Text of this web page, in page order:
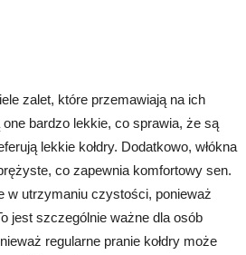
zalet, które przemawiają na ich
bardzo lekkie, co sprawia, że są
lekkie kołdry. Dodatkowo, włókna
co zapewnia komfortowy sen.
w utrzymaniu czystości, ponieważ
jest szczególnie ważne dla osób
regularne pranie kołdry może